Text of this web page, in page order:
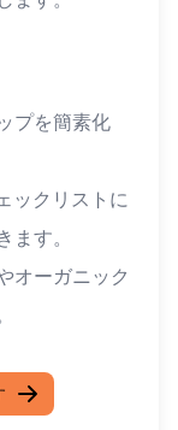
プを簡素化
ックリストに
す。
オーガニック